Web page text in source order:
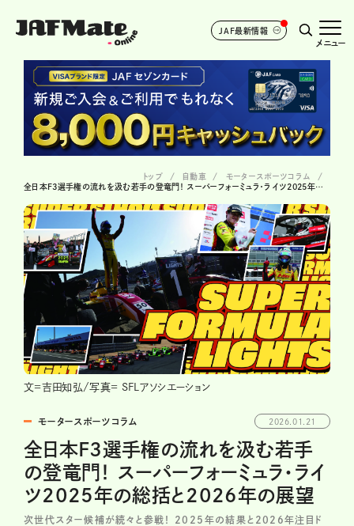
JAF最新情報
メニュー
トップ 自動車
モータースポーツコラム
全日本F3選手権の流れを汲む若手の登竜門！ スーパーフォーミュラ・ライツ2025年の総括と2026年の展望
文=吉田知弘/写真= SFLアソシエーション
モータースポーツコラム 2026.01.21
全日本F3選手権の流れを汲む若手
の登竜門！ スーパーフォーミュラ・ライ
ツ2025年の総括と2026年の展望
次世代スター候補が続々と参戦！ 2025年の結果と2026年注目ド